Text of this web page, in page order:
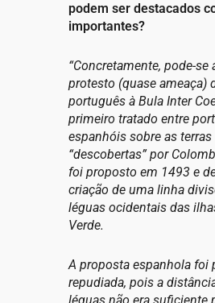
podem ser destacados
importantes?
“Concretamente, pode-se
protesto (quase ameaça)
português à Bula Inter
primeiro tratado entre
espanhóis sobre as terras
“descobertas” por
foi proposto em 1493 e
criação de uma linha
léguas ocidentais das
Verde.
A proposta espanhola foi
repudiada, pois a